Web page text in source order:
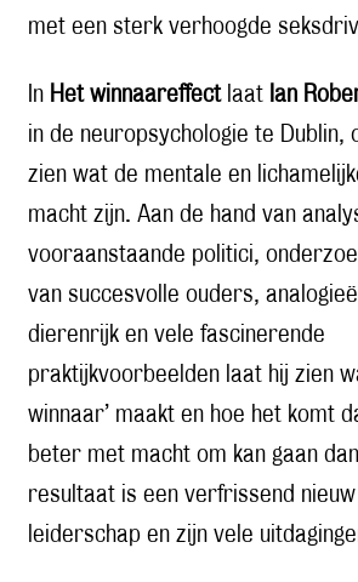
met een sterk verhoogde
In Het winnaareffectlaat Ian
in de neuropsychologie te Dublin,
zien wat de mentale en
macht zijn. Aan de hand van
vooraanstaande politici,
van succesvolle ouders,
dierenrijk en vele fascinerende
praktijkvoorbeelden laat hij zien
winnaar’ maakt en hoe het komt
beter met macht om kan gaan
resultaat is een verfrissend
leiderschap en zijn vele